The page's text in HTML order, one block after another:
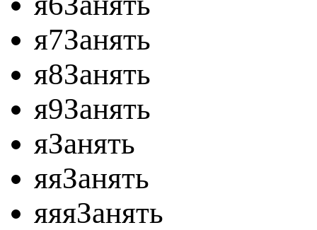
я7Занять
я8Занять
я9Занять
яЗанять
яяЗанять
яяяЗанять